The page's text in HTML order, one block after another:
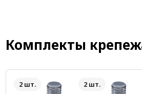
Комплекты
2 шт. 2 шт.